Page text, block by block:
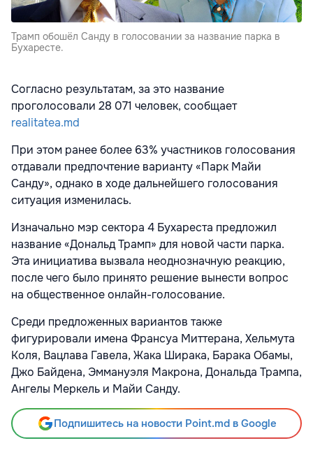
Трамп обошёл Санду в голосовании за название парка в
Бухаресте.
Согласно результатам, за это название
проголосовали 28 071 человек, сообщает
realitatea.md
При этом ранее более 63% участников голосования
отдавали предпочтение варианту «Парк Майи
Санду», однако в ходе дальнейшего голосования
ситуация изменилась.
Изначально мэр сектора 4 Бухареста предложил
название «Дональд Трамп» для новой части парка.
Эта инициатива вызвала неоднозначную реакцию,
после чего было принято решение вынести вопрос
на общественное онлайн-голосование.
Среди предложенных вариантов также
фигурировали имена Франсуа Миттерана, Хельмута
Коля, Вацлава Гавела, Жака Ширака, Барака Обамы,
Джо Байдена, Эммануэля Макрона, Дональда Трампа,
Ангелы Меркель и Майи Санду.
Подпишитесь на новости Point.md в Google